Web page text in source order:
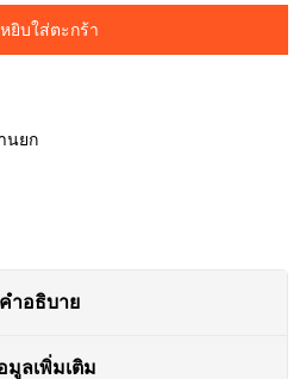
หยิบใส่ตะกร้า
นยก
คำอธิบาย
มูลเพิ่มเติม